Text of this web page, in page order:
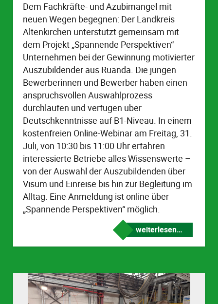
Dem Fachkräfte- und Azubimangel mit
neuen Wegen begegnen: Der Landkreis
Altenkirchen unterstützt gemeinsam mit
dem Projekt „Spannende Perspektiven“
Unternehmen bei der Gewinnung motivierter
Auszubildender aus Ruanda. Die jungen
Bewerberinnen und Bewerber haben einen
anspruchsvollen Auswahlprozess
durchlaufen und verfügen über
Deutschkenntnisse auf B1-Niveau. In einem
kostenfreien Online-Webinar am Freitag, 31.
Juli, von 10:30 bis 11:00 Uhr erfahren
interessierte Betriebe alles Wissenswerte –
von der Auswahl der Auszubildenden über
Visum und Einreise bis hin zur Begleitung im
Alltag. Eine Anmeldung ist online über
„Spannende Perspektiven“ möglich.
weiterlesen…